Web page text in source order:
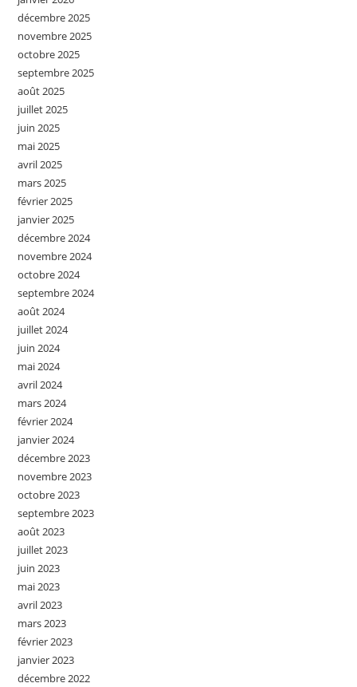
décembre 2025
novembre 2025
octobre 2025
septembre 2025
août 2025
juillet 2025
juin 2025
mai 2025
avril 2025
mars 2025
février 2025
janvier 2025
décembre 2024
novembre 2024
octobre 2024
septembre 2024
août 2024
juillet 2024
juin 2024
mai 2024
avril 2024
mars 2024
février 2024
janvier 2024
décembre 2023
novembre 2023
octobre 2023
septembre 2023
août 2023
juillet 2023
juin 2023
mai 2023
avril 2023
mars 2023
février 2023
janvier 2023
décembre 2022